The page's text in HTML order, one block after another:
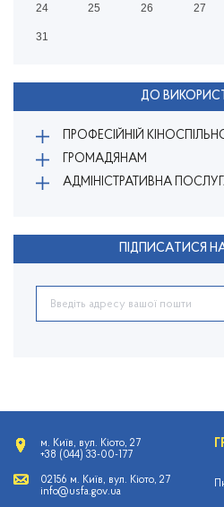
24 25 26 27
31
ДО
ПРОФЕСІЙНІЙ
ГРОМАДЯНАМ
АДМІНІСТРАТИВНА
ПІДПИСАТИСЯ
м. Київ, вул. Кіото, 27
+38 (044) 33-00-177
02156 м. Київ, вул. Кіото, 27
info@usfa.gov.ua